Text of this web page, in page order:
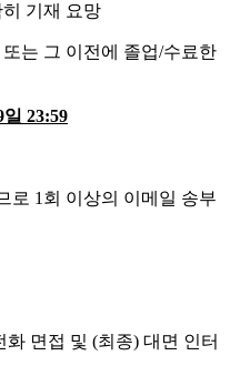
기재 요망
는 그 이전에 졸업/수료한
일 23:59
로 1 회 이상의 이메일 송부
화 면접 및 (최종) 대면 인터